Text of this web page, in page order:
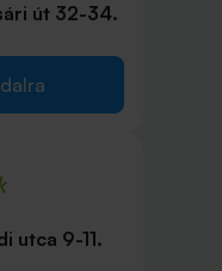
út 32-34.
utca 9-11.